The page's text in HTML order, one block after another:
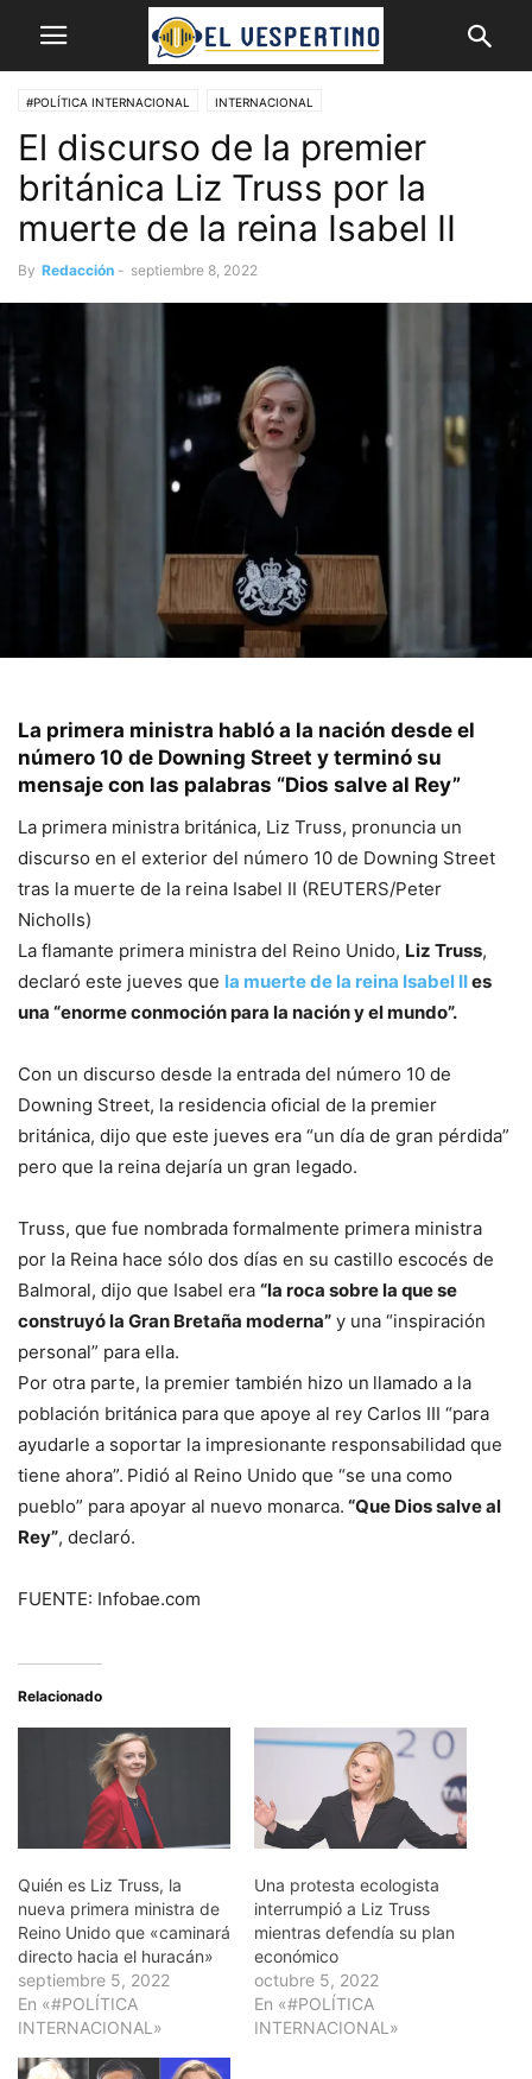
#POLÍTICA INTERNACIONAL INTERNACIONAL
El discurso de la premier
británica Liz Truss por la
muerte de la reina Isabel II
By Redacción - septiembre 8, 2022
La primera ministra habló a la nación desde el
número 10 de Downing Street y terminó su
mensaje con las palabras “Dios salve al Rey”
La primera ministra británica, Liz Truss, pronuncia un
discurso en el exterior del número 10 de Downing Street
tras la muerte de la reina Isabel II (REUTERS/Peter
Nicholls)
La flamante primera ministra del Reino Unido, Liz Truss,
declaró este jueves que la muerte de la reina Isabel IIes
una “enorme conmoción para la nación y el mundo”.
Con un discurso desde la entrada del número 10 de
Downing Street, la residencia oficial de la premier
británica, dijo que este jueves era “un día de gran pérdida”
pero que la reina dejaría un gran legado.
Truss, que fue nombrada formalmente primera ministra
por la Reina hace sólo dos días en su castillo escocés de
Balmoral, dijo que Isabel era “la roca sobre la que se
construyó la Gran Bretaña moderna” y una “inspiración
personal” para ella.
Por otra parte, la premier también hizo un llamado a la
población británica para que apoye al rey Carlos III “para
ayudarle a soportar la impresionante responsabilidad que
tiene ahora”. Pidió al Reino Unido que “se una como
pueblo” para apoyar al nuevo monarca. “Que Dios salve al
Rey”, declaró.
FUENTE: Infobae.com
Relacionado
Quién es Liz Truss, la
nueva primera ministra de
Reino Unido que «caminará
directo hacia el huracán»
septiembre 5, 2022
En «#POLÍTICA
INTERNACIONAL»
Una protesta ecologista
interrumpió a Liz Truss
mientras defendía su plan
económico
octubre 5, 2022
En «#POLÍTICA
INTERNACIONAL»